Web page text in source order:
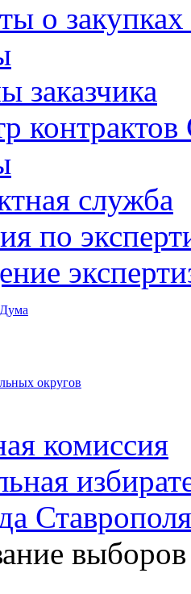
о
заказчика
служба
по
округов
комиссия
Ставрополя
выборов